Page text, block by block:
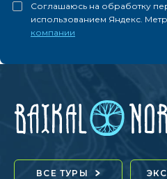
Соглашаюсь на обработку
использованием Яндекс.
компании
ВСЕ ТУРЫ